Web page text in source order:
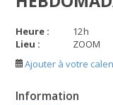
Heure : 12h
Lieu :
ZOOM
Ajouter à votre
Information